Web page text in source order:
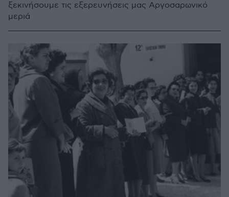
ξεκινήσουμε τις εξερευνήσεις μας Αργοσαρωνικό
μεριά